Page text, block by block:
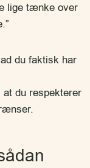
lige tænke over
du faktisk har
at du respekterer